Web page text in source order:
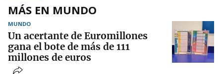
MÁS EN MUNDO
MUNDO
Un acertante de Euromillones
gana el bote de más de 111
millones de euros